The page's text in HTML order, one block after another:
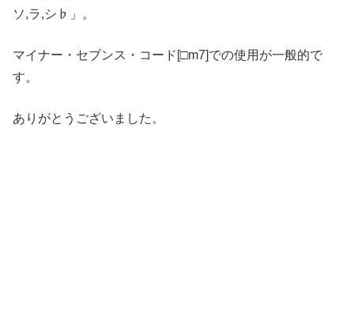
ソ,ラ,シ♭」。
マイナー・セブンス・コード[□m7]での使用が一般的で
す。
ありがとうございました。